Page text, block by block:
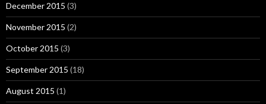
December 2015 (3)
November 2015 (2)
October 2015 (3)
September 2015 (18)
August 2015 (1)